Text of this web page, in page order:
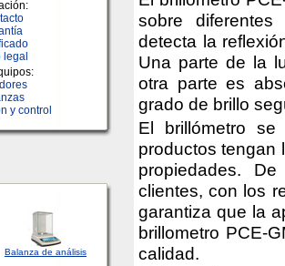
legal
y control
Balanza de análisis
sobre diferentes
detecta la
Una parte de la
otra parte es
grado de brillo
El brillómetro
productos tengan
propiedades.
clientes, con los
garantiza que la
brillometro PCE-
calidad.